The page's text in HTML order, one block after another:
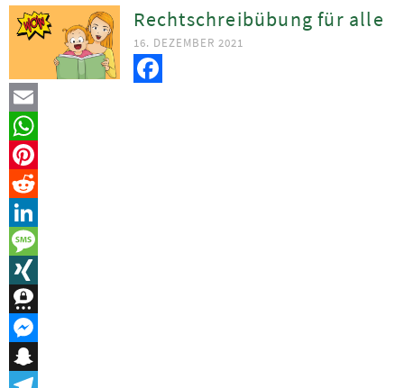
Rechtschreibübung für alle
16. DEZEMBER 2021
Facebook
Email
WhatsApp
Pinterest
Reddit
LinkedIn
Message
XING
Threema
Messenger